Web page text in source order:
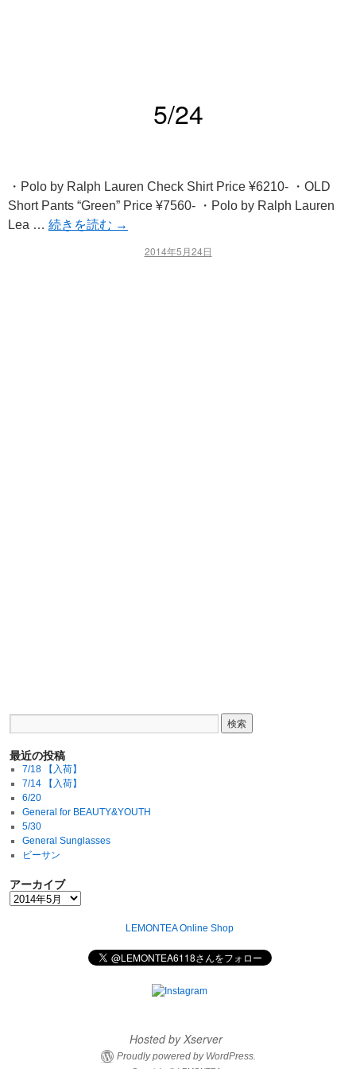
5/24
・Polo by Ralph Lauren Check Shirt Price ¥6210- ・OLD
Short Pants “Green” Price ¥7560- ・Polo by Ralph Lauren
Lea … 続きを読む →
2014年5月24日
最近の投稿
7/18 【入荷】
7/14 【入荷】
6/20
General for BEAUTY&YOUTH
5/30
General Sunglasses
ビーサン
アーカイブ
LEMONTEA Online Shop
Hosted by Xserver
Proudly powered by WordPress.